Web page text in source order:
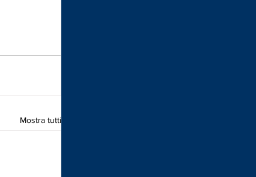
Mostra tutti